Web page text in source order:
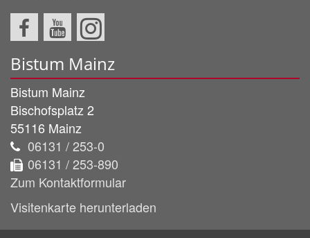
Bistum Mainz
Bistum Mainz
Bischofsplatz 2
55116 Mainz
06131 / 253-0
06131 / 253-890
Zum Kontaktformular
Visitenkarte herunterladen